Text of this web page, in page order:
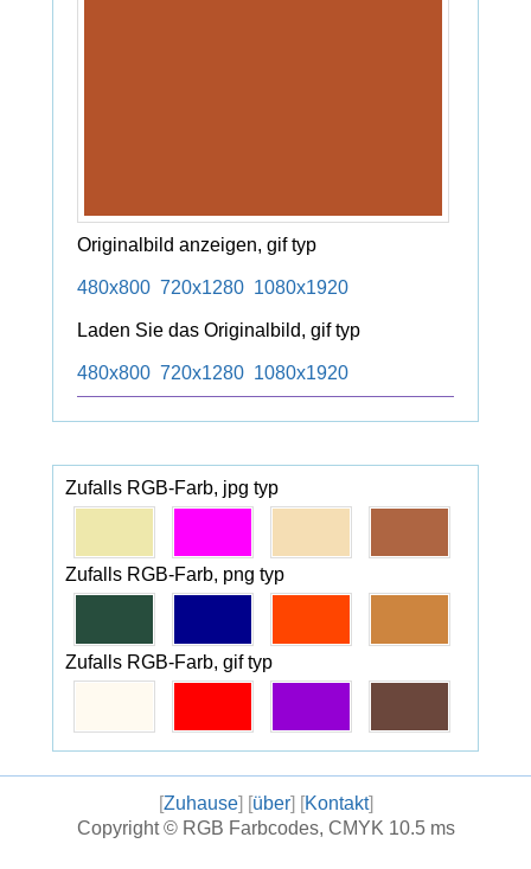
Originalbild anzeigen, gif typ
480x800 720x1280 1080x1920
Laden Sie das Originalbild, gif typ
480x800 720x1280 1080x1920
Zufalls RGB-Farb, jpg typ
Zufalls RGB-Farb, png typ
Zufalls RGB-Farb, gif typ
[Zuhause] [über] [Kontakt]
Copyright © RGB Farbcodes, CMYK 10.5 ms